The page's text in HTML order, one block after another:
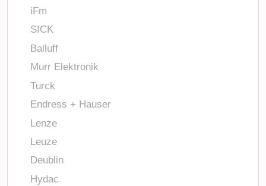
iFm
SICK
Balluff
Murr Elektronik
Turck
Endress + Hauser
Lenze
Leuze
Deublin
Hydac